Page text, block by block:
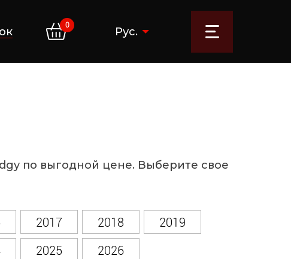
0 Рус.
по выгодной цене. Выберите свое
2017 2018
2019
2025 2026